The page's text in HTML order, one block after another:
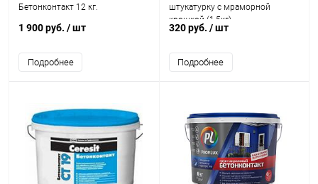
Бетонконтакт 12 кг.
1 900 руб. / шт
Подробнее
штукатурку с мраморной
крошкой (1,5кг)
320 руб. / шт
Подробнее